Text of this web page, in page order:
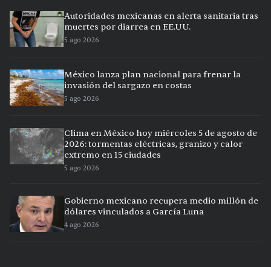
Autoridades mexicanas en alerta sanitaria tras
muertes por diarrea en EE.UU.
5 ago 2026
México lanza plan nacional para frenar la
invasión del sargazo en costas
5 ago 2026
Clima en México hoy miércoles 5 de agosto de
2026: tormentas eléctricas, granizo y calor
extremo en 15 ciudades
5 ago 2026
Gobierno mexicano recupera medio millón de
dólares vinculados a García Luna
4 ago 2026